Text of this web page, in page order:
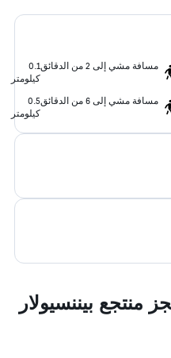
مسافة مشي إلى 2 من الدقائق
0.1
كيلومتر
مسافة مشي إلى 6 من الدقائق
0.5
كيلومتر
منتجع بيننسيولار